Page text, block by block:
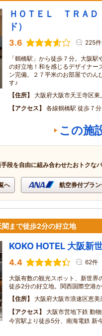
ＨＯＴＥＬ ＴＲＡＤ
ド）
3.6 225件
「鶴橋駅」から徒歩７分。大阪
の好立地！和を感じるデザイナー
ン完備。２７平米のお部屋でのん
す♪
住所
大阪府大阪市天王寺区東
アクセス
各線鶴橋駅 徒歩７分
この施
段を自由に組み合わせたおトクな
へ 航空券付プラ
まで徒歩2分の好立地
KOKO HOTEL 大阪新
4.4 62件
大阪有数の観光スポット、新世界
徒歩2分の好立地。関西国際空港
住所
大阪府大阪市浪速区恵
アクセス
大阪市営地下鉄 動
今宮駅より徒歩5分、南海電鉄 新